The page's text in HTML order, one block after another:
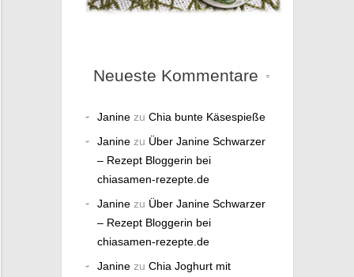
Neueste Kommentare
Janinezu Chia bunte Käsespieße
Janinezu Über Janine Schwarzer
– Rezept Bloggerin bei
chiasamen-rezepte.de
Janinezu Über Janine Schwarzer
– Rezept Bloggerin bei
chiasamen-rezepte.de
Janinezu Chia Joghurt mit